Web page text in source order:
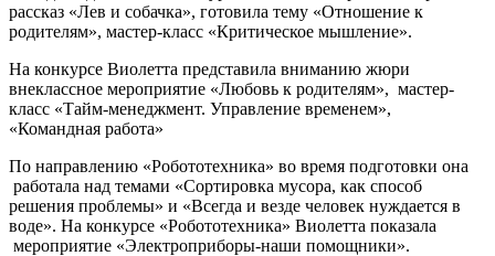
рассказ «Лев и собачка», готовила тему «Отношение к
родителям», мастер-класс «Критическое мышление».
На конкурсе Виолетта представила вниманию жюри
внеклассное мероприятие «Любовь к родителям», мастер-
класс «Тайм-менеджмент. Управление временем»,
«Командная работа»
По направлению «Робототехника» во время подготовки она
работала над темами «Сортировка мусора, как способ
решения проблемы» и «Всегда и везде человек нуждается в
воде». На конкурсе «Робототехника» Виолетта показала
мероприятие «Электроприборы-наши помощники».